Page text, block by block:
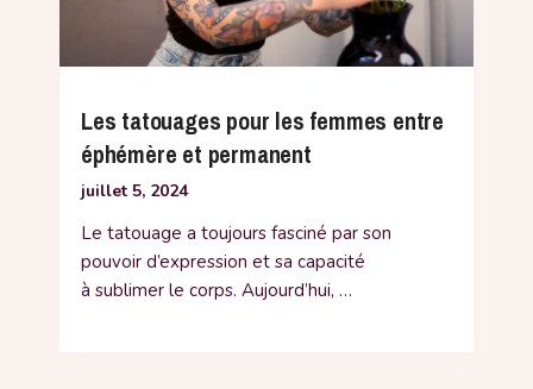
Les tatouages pour les femmes entre
éphémère et permanent
juillet 5, 2024
Le tatouage a toujours fasciné par son
pouvoir d’expression et sa capacité
à sublimer le corps. Aujourd’hui, …